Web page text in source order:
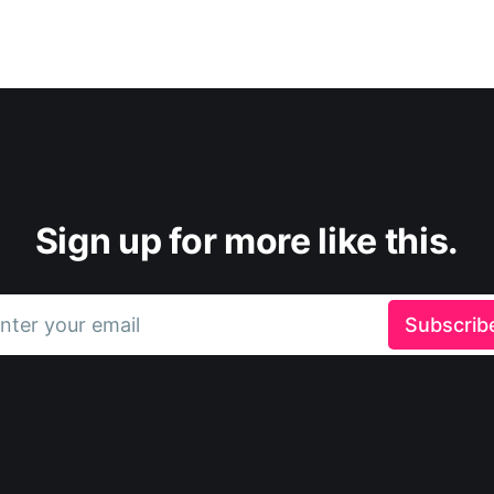
Sign up for more like this.
your email